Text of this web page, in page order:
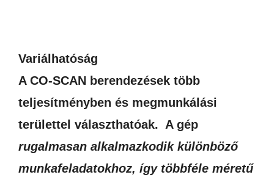
Variálhatóság
A CO-SCAN berendezések több
teljesítményben és megmunkálási
területtel választhatóak. A gép
rugalmasan alkalmazkodik különböző
munkafeladatokhoz, így többféle méretű